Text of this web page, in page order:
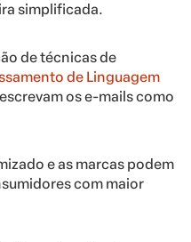
simplificada.
de técnicas de
de Linguagem
os e-mails como
e as marcas podem
com maior